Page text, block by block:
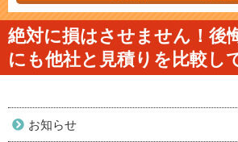
絶対に損はさせません！後
にも他社と見積りを比較し
お知らせ